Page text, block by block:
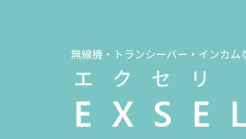
無線機・トランシーバー・インカム